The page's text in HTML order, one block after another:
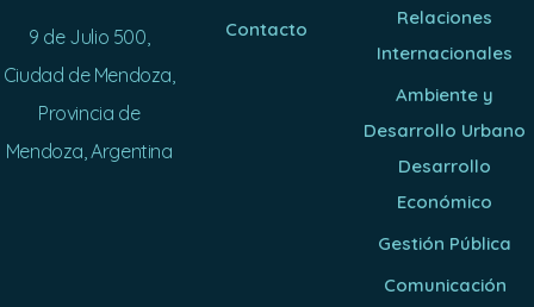
9 de Julio 500,
Ciudad de Mendoza,
Provincia de
Mendoza, Argentina
Contacto
Relaciones
Internacionales
Ambiente y
Desarrollo Urbano
Desarrollo
Económico
Gestión Pública
Comunicación